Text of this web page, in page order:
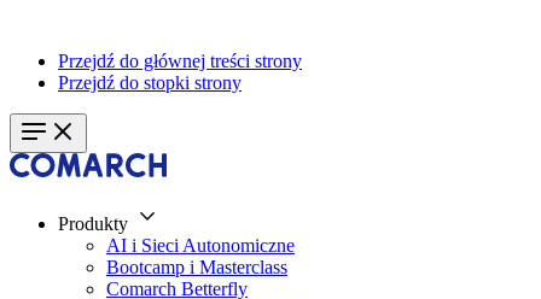
Przejdź do głównej treści strony
Przejdź do stopki strony
Produkty
AI i Sieci Autonomiczne
Bootcamp i Masterclass
Comarch Betterfly